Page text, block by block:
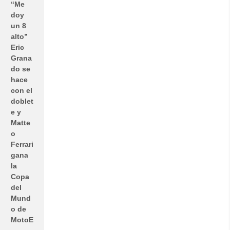
“Me
doy
un 8
alto”
Eric
Grana
do se
hace
con el
doblet
e y
Matte
o
Ferrari
gana
la
Copa
del
Mund
o de
MotoE